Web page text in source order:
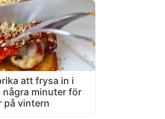
att frysa in i
några minuter för
på vintern